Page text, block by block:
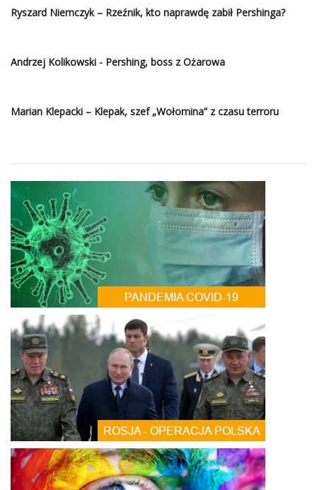
Ryszard Niemczyk – Rzeźnik, kto naprawdę zabił Pershinga?
Andrzej Kolikowski - Pershing, boss z Ożarowa
Marian Klepacki – Klepak, szef „Wołomina” z czasu terroru